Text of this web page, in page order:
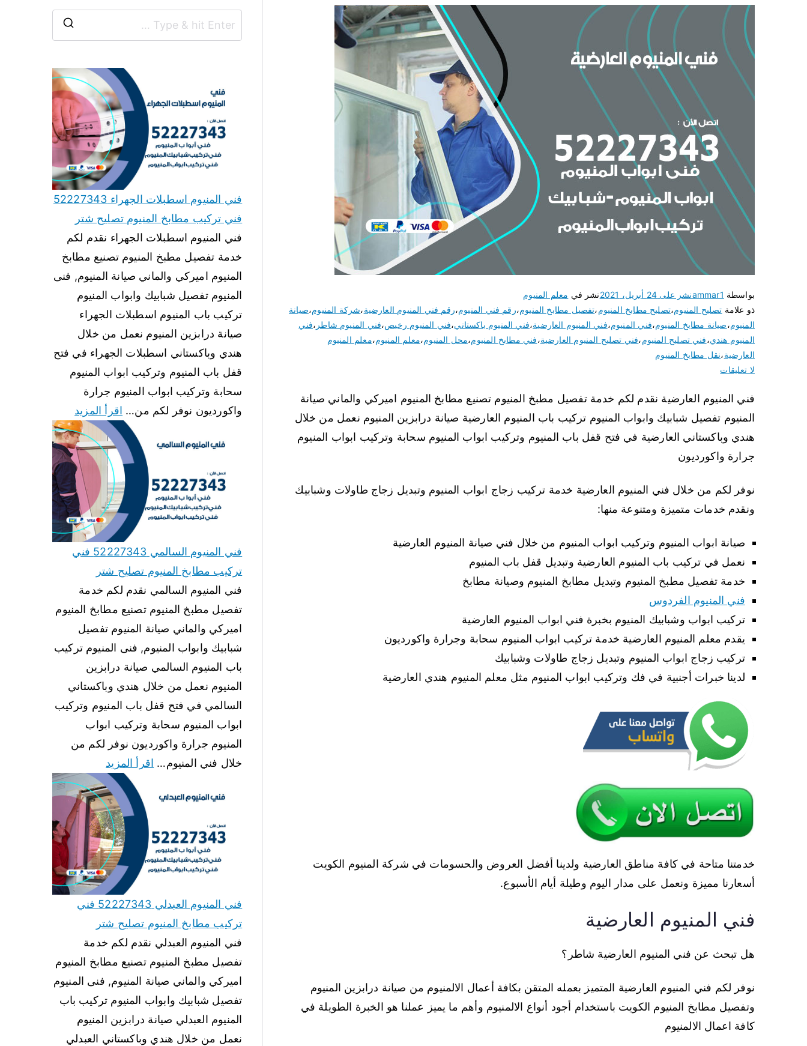
بواسطة ammar1نشر على 24 أبريل، 2021 نشر في معلم المنيوم
ذو علامة تصليح المنيوم،تصليح مطابخ المنيوم،تفصيل مطابخ المنيوم،رقم فني المنيوم،رقم فني المنيوم العارضية،شركة المنيوم،صيانة
المنيوم،صيانة مطابخ المنيوم،فني المنيوم،فني المنيوم العارضية،فني المنيوم باكستاني،فني المنيوم رخيص،فني المنيوم شاطر ،فني
المنيوم هندي،فني تصليح المنيوم،فني تصليح المنيوم العارضية،فني مطابخ المنيوم،محل المنيوم،معلم المنيوم،معلم المنيوم
العارضية،نقل مطابخ المنيوم
لا تعليقات
فني المنيوم العارضية نقدم لكم خدمة تفصيل مطبخ المنيوم تصنيع مطابخ المنيوم اميركي والماني صيانة
المنيوم تفصيل شبابيك وابواب المنيوم تركيب باب المنيوم العارضية صيانة درابزين المنيوم نعمل من خلال
هندي وباكستاني العارضية في فتح قفل باب المنيوم وتركيب ابواب المنيوم سحابة وتركيب ابواب المنيوم
جرارة واكورديون
نوفر لكم من خلال فني المنيوم العارضية خدمة تركيب زجاج ابواب المنيوم وتبديل زجاج طاولات وشبابيك
ونقدم خدمات متميزة ومتنوعة منها:
صيانة ابواب المنيوم وتركيب ابواب المنيوم من خلال فني صيانة المنيوم العارضية
نعمل في تركيب باب المنيوم العارضية وتبديل قفل باب المنيوم
خدمة تفصيل مطبخ المنيوم وتبديل مطابخ المنيوم وصيانة مطابخ
فني المنيوم الفردوس
تركيب ابواب وشبابيك المنيوم بخبرة فني ابواب المنيوم العارضية
يقدم معلم المنيوم العارضية خدمة تركيب ابواب المنيوم سحابة وجرارة واكورديون
تركيب زجاج ابواب المنيوم وتبديل زجاج طاولات وشبابيك
لدينا خبرات أجنبية في فك وتركيب ابواب المنيوم مثل معلم المنيوم هندي العارضية
خدمتنا متاحة في كافة مناطق العارضية ولدينا أفضل العروض والحسومات في شركة المنيوم الكويت
أسعارنا مميزة ونعمل على مدار اليوم وطيلة أيام الأسبوع.
فني المنيوم العارضية
هل تبحث عن فني المنيوم العارضية شاطر؟
نوفر لكم فني المنيوم العارضية المتميز بعمله المتقن بكافة أعمال الالمنيوم من صيانة درابزين المنيوم
وتفصيل مطابخ المنيوم الكويت باستخدام أجود أنواع الالمنيوم وأهم ما يميز عملنا هو الخبرة الطويلة في
كافة اعمال الالمنيوم
فني المنيوم اسطبلات الجهراء 52227343
فني تركيب مطابخ المنيوم تصليح شتر
فني المنيوم اسطبلات الجهراء نقدم لكم
خدمة تفصيل مطبخ المنيوم تصنيع مطابخ
المنيوم اميركي والماني صيانة المنيوم, فنى
المنيوم تفصيل شبابيك وابواب المنيوم
تركيب باب المنيوم اسطبلات الجهراء
صيانة درابزين المنيوم نعمل من خلال
هندي وباكستاني اسطبلات الجهراء في فتح
قفل باب المنيوم وتركيب ابواب المنيوم
سحابة وتركيب ابواب المنيوم جرارة
واكورديون نوفر لكم من… اقرأ المزيد
فني المنيوم السالمي 52227343 فني
تركيب مطابخ المنيوم تصليح شتر
فني المنيوم السالمي نقدم لكم خدمة
تفصيل مطبخ المنيوم تصنيع مطابخ المنيوم
اميركي والماني صيانة المنيوم تفصيل
شبابيك وابواب المنيوم, فنى المنيوم تركيب
باب المنيوم السالمي صيانة درابزين
المنيوم نعمل من خلال هندي وباكستاني
السالمي في فتح قفل باب المنيوم وتركيب
ابواب المنيوم سحابة وتركيب ابواب
المنيوم جرارة واكورديون نوفر لكم من
خلال فني المنيوم… اقرأ المزيد
فني المنيوم العبدلي 52227343 فني
تركيب مطابخ المنيوم تصليح شتر
فني المنيوم العبدلي نقدم لكم خدمة
تفصيل مطبخ المنيوم تصنيع مطابخ المنيوم
اميركي والماني صيانة المنيوم, فنى المنيوم
تفصيل شبابيك وابواب المنيوم تركيب باب
المنيوم العبدلي صيانة درابزين المنيوم
نعمل من خلال هندي وباكستاني العبدلي